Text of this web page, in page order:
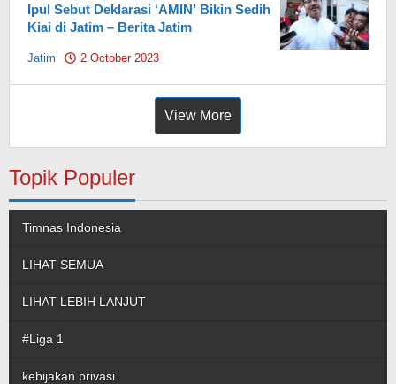
Ipul Sebut Deklarasi ‘AMIN’ Bikin Sedih
Kiai di Jatim – Berita Jatim
Jatim 2 October 2023
View More
Topik Populer
Timnas Indonesia
LIHAT SEMUA
LIHAT LEBIH LANJUT
#Liga 1
kebijakan privasi